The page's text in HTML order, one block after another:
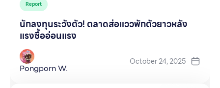
Report
นักลงทุนระวังตัว! ตลาดส่อแววพักตัวยาวหลัง
แรงซื้ออ่อนแรง
Pongporn W.
October 24, 2025